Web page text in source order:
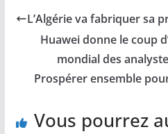
L’Algérie va fabriquer sa
Huawei donne le coup
mondial des
Prospérer ensemble
Vous pourrez